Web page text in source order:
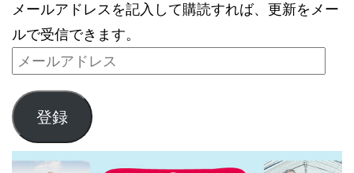
メールアドレスを記入して購読すれば、更新をメー
ルで受信できます。
登録